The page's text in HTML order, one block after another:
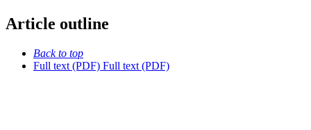
Article outline
Back to top
Full text (PDF) Full text (PDF)